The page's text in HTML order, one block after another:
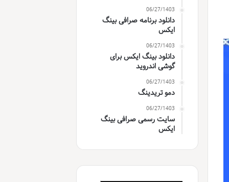
06/27/1403
دانلود برنامه صرافی بینگ
ایکس
06/27/1403
دانلود بینگ ایکس برای
گوشی اندروید
06/27/1403
دمو تریدینگ
06/27/1403
سایت رسمی صرافی بینگ
ایکس